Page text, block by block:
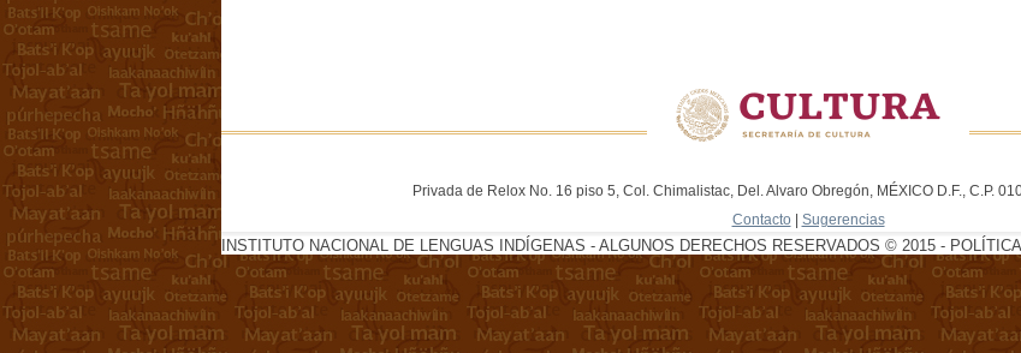
Privada de Relox No. 16 piso 5, Col. Chimalistac, Del. Alvaro Obregón, MÉXICO D.F., C.P.
Contacto | Sugerencias
INSTITUTO NACIONAL DE LENGUAS INDÍGENAS - ALGUNOS DERECHOS RESERVADOS © 2015 -